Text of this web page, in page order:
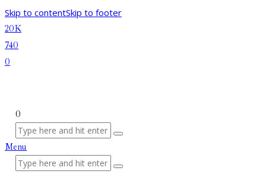
Skip to contentSkip to footer
20K
740
0
0
Menu